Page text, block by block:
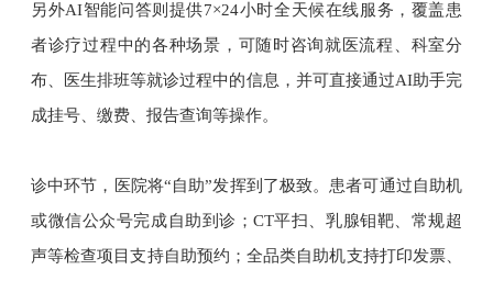
另外AI智能问答则提供7×24小时全天候在线服务，覆盖患
者诊疗过程中的各种场景，可随时咨询就医流程、科室分
布、医生排班等就诊过程中的信息，并可直接通过AI助手完
成挂号、缴费、报告查询等操作。
诊中环节，医院将“自助”发挥到了极致。患者可通过自助机
或微信公众号完成自助到诊；CT平扫、乳腺钼靶、常规超
声等检查项目支持自助预约；全品类自助机支持打印发票、